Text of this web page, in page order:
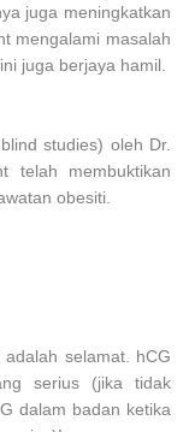
juga meningkatkan
mengalami masalah
juga berjaya hamil.
studies) oleh Dr.
telah membuktikan
obesiti.
selamat. hCG
serius (jika tidak
dalam badan ketika